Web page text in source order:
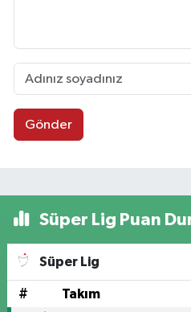
Gönder
Süper Lig Puan
Süper Lig
# Takım